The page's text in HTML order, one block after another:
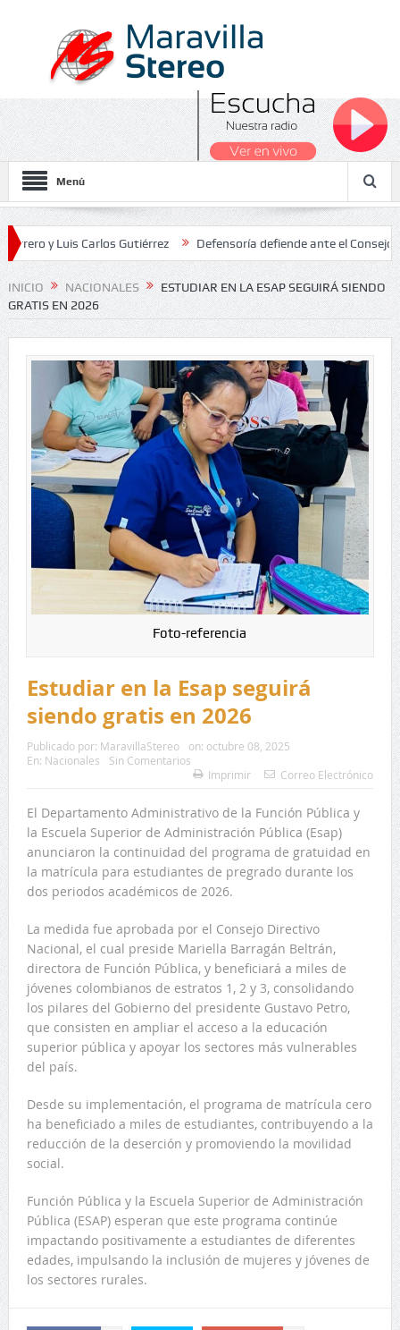
Menú
Carlos Gutiérrez Defensoría defiende ante el Consejo de
Nacionales 2026
INICIO NACIONALES
ESTUDIAR EN LA ESAP SEGUIRÁ SIENDO
GRATIS EN 2026
Foto-referencia
Estudiar en la Esap seguirá
siendo gratis en 2026
Publicado por: MaravillaStereo on: octubre 08, 2025
En: Nacionales
Sin Comentarios
Imprimir
Correo Electrónico
El Departamento Administrativo de la Función Pública y
la Escuela Superior de Administración Pública (Esap)
anunciaron la continuidad del programa de gratuidad en
la matrícula para estudiantes de pregrado durante los
dos periodos académicos de 2026.
La medida fue aprobada por el Consejo Directivo
Nacional, el cual preside Mariella Barragán Beltrán,
directora de Función Pública, y beneficiará a miles de
jóvenes colombianos de estratos 1, 2 y 3, consolidando
los pilares del Gobierno del presidente Gustavo Petro,
que consisten en ampliar el acceso a la educación
superior pública y apoyar los sectores más vulnerables
del país.
Desde su implementación, el programa de matrícula cero
ha beneficiado a miles de estudiantes, contribuyendo a la
reducción de la deserción y promoviendo la movilidad
social.
Función Pública y la Escuela Superior de Administración
Pública (ESAP) esperan que este programa continúe
impactando positivamente a estudiantes de diferentes
edades, impulsando la inclusión de mujeres y jóvenes de
los sectores rurales.